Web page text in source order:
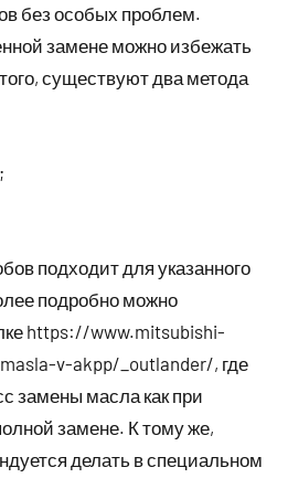
без особых проблем.
замене можно избежать
существуют два метода
подходит для указанного
подробно можно
https://www.mitsubishi-
v-akpp/_outlander/, где
замены масла как при
замене. К тому же,
делать в специальном